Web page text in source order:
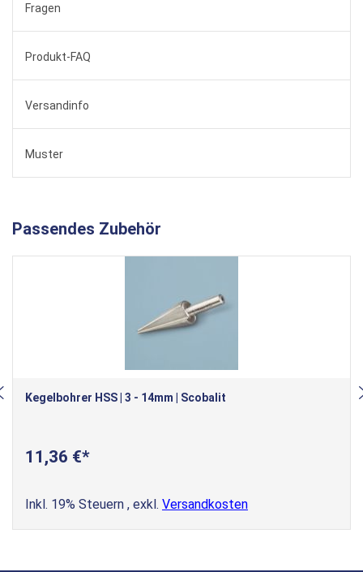
Fragen
Produkt-FAQ
Versandinfo
Muster
Passendes Zubehör
Kegelbohrer HSS | 3 - 14mm | Scobalit
11,36 €
Inkl. 19% Steuern , exkl. Versandkosten